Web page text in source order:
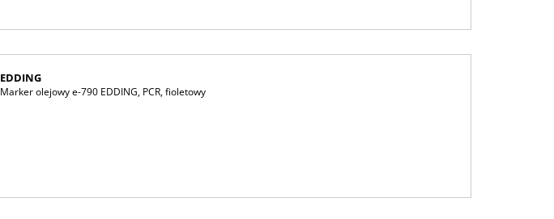
EDDING
Marker olejowy e-790 EDDING, PCR, fioletowy